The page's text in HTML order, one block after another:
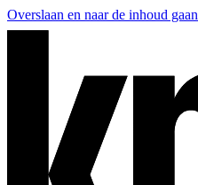
Overslaan en naar de inhoud gaan